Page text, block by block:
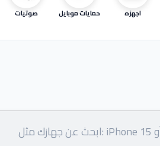
اجهزه حمايات موبايل صوتيات